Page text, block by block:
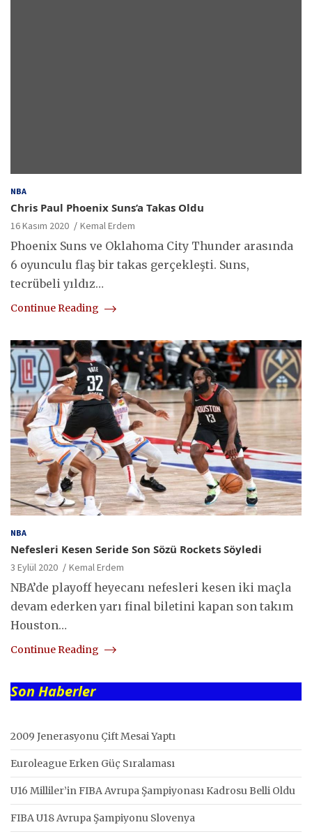
NBA
Chris Paul Phoenix Suns’a Takas Oldu
16 Kasım 2020 Kemal Erdem
Phoenix Suns ve Oklahoma City Thunder arasında
6 oyunculu flaş bir takas gerçekleşti. Suns,
tecrübeli yıldız…
Continue Reading
NBA
Nefesleri Kesen Seride Son Sözü Rockets Söyledi
3 Eylül 2020 Kemal Erdem
NBA’de playoff heyecanı nefesleri kesen iki maçla
devam ederken yarı final biletini kapan son takım
Houston…
Continue Reading
Son Haberler
2009 Jenerasyonu Çift Mesai Yaptı
Euroleague Erken Güç Sıralaması
U16 Milliler’in FIBA Avrupa Şampiyonası Kadrosu Belli Oldu
FIBA U18 Avrupa Şampiyonu Slovenya